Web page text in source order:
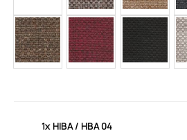
1xHIBA / HBA 04